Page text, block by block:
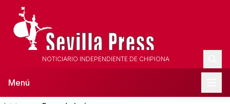
NOTICIARIO INDEPENDIENTE DE CHIPIONA
Menú